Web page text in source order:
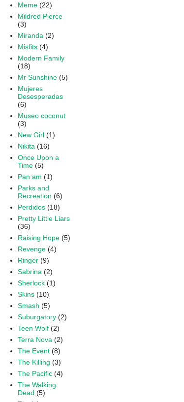
Meme (22)
Mildred Pierce
(3)
Miranda (2)
Misfits (4)
Modern Family
(18)
Mr Sunshine (5)
Mujeres
Desesperadas
(6)
Museo coconut
(3)
New Girl (1)
Nikita (16)
Once Upon a
Time (5)
Pan am (1)
Parks and
Recreation (6)
Perdidos (18)
Pretty Little Liars
(36)
Raising Hope (5)
Revenge (4)
Ringer (9)
Sabrina (2)
Sherlock (1)
Skins (10)
Smash (5)
Suburgatory (2)
Teen Wolf (2)
Terra Nova (2)
The Event (8)
The Killing (3)
The Pacific (4)
The Walking
Dead (5)